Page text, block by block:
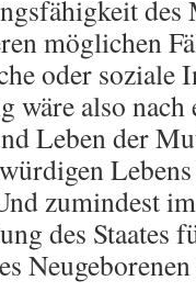
möglichen
oder soziale
wäre also
Leben der
zumindest
des Staates